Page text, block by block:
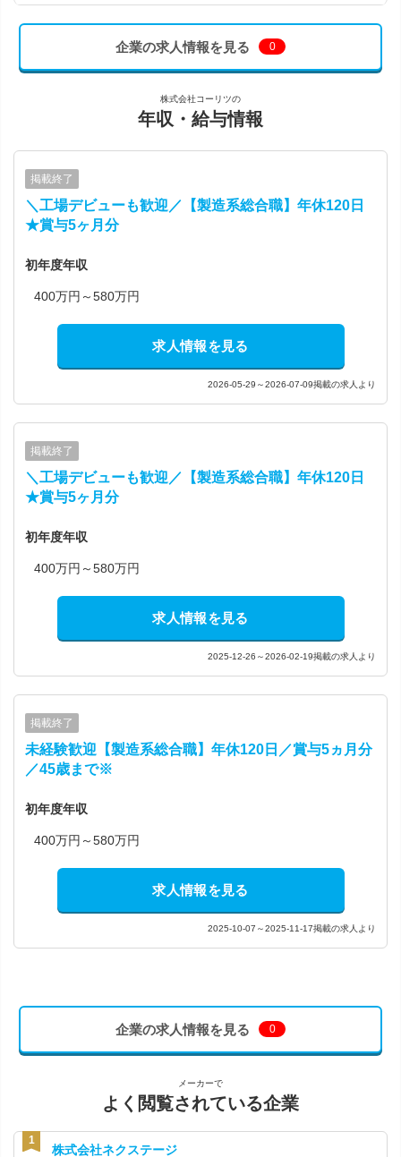
企業の求人情報を見る 0
株式会社コーリツの
年収・給与情報
掲載終了
＼工場デビューも歓迎／【製造系総合職】年休120日
★賞与5ヶ月分
初年度年収
400万円～580万円
求人情報を見る
2026-05-29～2026-07-09掲載の求人より
掲載終了
＼工場デビューも歓迎／【製造系総合職】年休120日
★賞与5ヶ月分
初年度年収
400万円～580万円
求人情報を見る
2025-12-26～2026-02-19掲載の求人より
掲載終了
未経験歓迎【製造系総合職】年休120日／賞与5ヵ月分
／45歳まで※
初年度年収
400万円～580万円
求人情報を見る
2025-10-07～2025-11-17掲載の求人より
企業の求人情報を見る 0
メーカーで
よく閲覧されている企業
株式会社ネクステージ